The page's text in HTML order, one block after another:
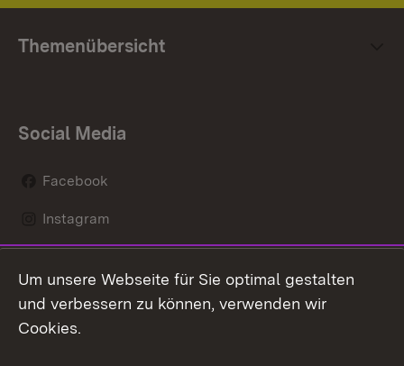
Themenübersicht
Social Media
Facebook
Instagram
Mastodon
Youtube
Um unsere Webseite für Sie optimal gestalten
und verbessern zu können, verwenden wir
Cookies.